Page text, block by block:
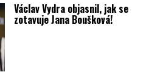
Václav Vydra objasnil, jak se
zotavuje Jana Boušková!